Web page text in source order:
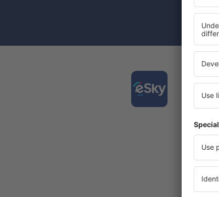
Prin
și
Cea
Noi